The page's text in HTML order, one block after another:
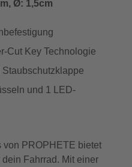
Ø: 1,5cm
Cut Key Technologie
und 1 LED-
von PROPHETE bietet
Fahrrad. Mit einer